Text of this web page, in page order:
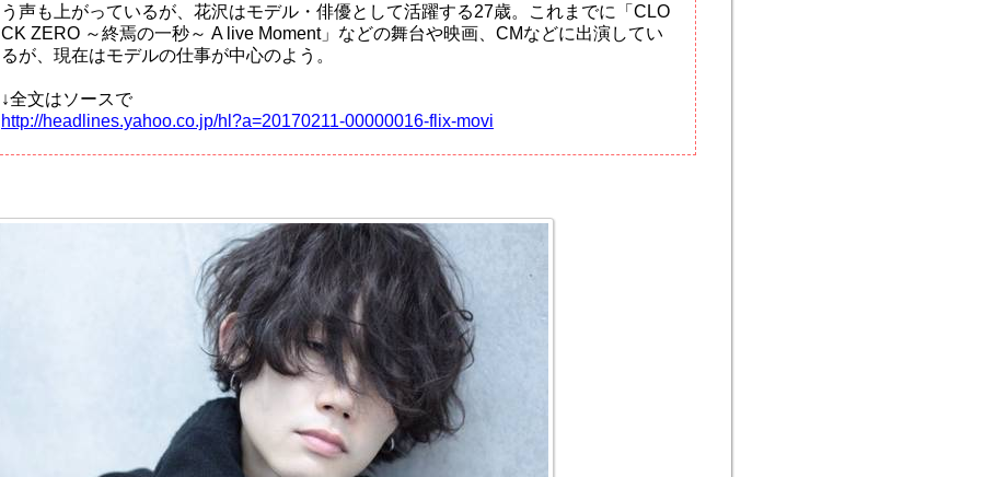
う声も上がっているが、花沢はモデル・俳優として活躍する27歳。これまでに「CLO
CK ZERO ～終焉の一秒～ A live Moment」などの舞台や映画、CMなどに出演してい
るが、現在はモデルの仕事が中心のよう。
↓全文はソースで
http://headlines.yahoo.co.jp/hl?a=20170211-00000016-flix-movi